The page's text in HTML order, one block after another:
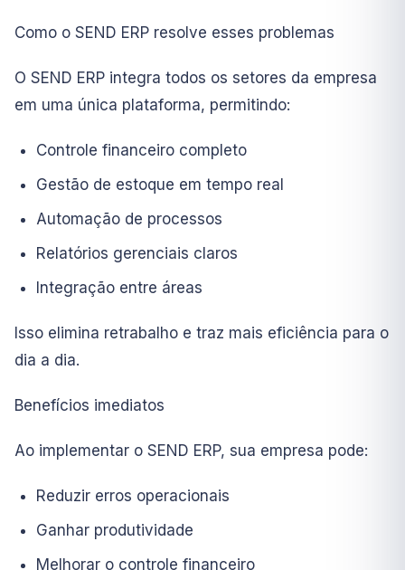
Como o SEND ERP resolve esses problemas
O SEND ERP integra todos os setores da empresa
em uma única plataforma, permitindo:
Controle financeiro completo
Gestão de estoque em tempo real
Automação de processos
Relatórios gerenciais claros
Integração entre áreas
Isso elimina retrabalho e traz mais eficiência para o
dia a dia.
Benefícios imediatos
Ao implementar o SEND ERP, sua empresa pode:
Reduzir erros operacionais
Ganhar produtividade
Melhorar o controle financeiro